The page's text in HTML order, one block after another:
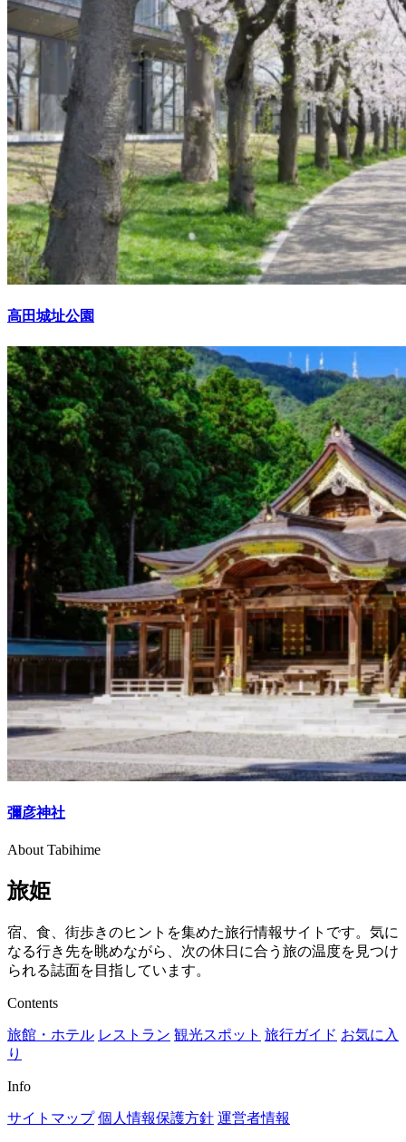
高田城址公園
彌彦神社
About Tabihime
旅姫
宿、食、街歩きのヒントを集めた旅行情報サイトです。気に
なる行き先を眺めながら、次の休日に合う旅の温度を見つけ
られる誌面を目指しています。
Contents
旅館・ホテル レストラン 観光スポット 旅行ガイド お気に入
り
Info
サイトマップ 個人情報保護方針 運営者情報